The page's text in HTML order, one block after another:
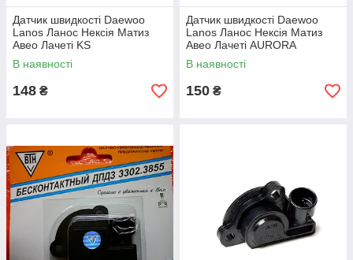
Датчик швидкості Daewoo
Lanos Ланос Нексія Матиз
Авео Лачеті KS
В наявності
148 ₴
Датчик швидкості Daewoo
Lanos Ланос Нексія Матиз
Авео Лачеті AURORA
В наявності
150 ₴